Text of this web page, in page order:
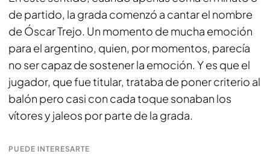
de partido, la grada comenzó a cantar el nombre
de Óscar Trejo. Un momento de mucha emoción
para el argentino, quien, por momentos, parecía
no ser capaz de sostener la emoción. Y es que el
jugador, que fue titular, trataba de poner criterio al
balón pero casi con cada toque sonaban los
vítores y jaleos por parte de la grada.
PUEDE INTERESARTE